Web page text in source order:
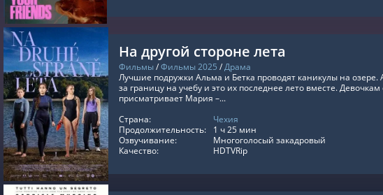
СМОТРЕТЬ ОНЛАЙН
На другой стороне лета
Фильмы/Фильмы 2025 /Драма
Лучшие подружки Альма и Бетка проводят каникулы на озере.
за границу на учебу и это их последнее лето вместе.
присматривает Мария –...
Страна:
Чехия
Продолжительность:
1 ч 25 мин
Озвучивание:
Многоголосый закадровый
Качество:
HDTVRip